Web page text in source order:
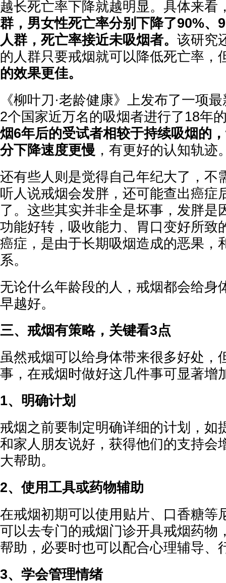
越长死亡率下降就越明显。具体来看
群，男女性死亡率分别下降了90%、
人群，死亡率接近未吸烟者。 该研究
的人群只要戒烟就可以降低死亡率，
的效果更佳。
《柳叶刀·老龄健康》上发布了一项
2个国家近万名的吸烟者进行了18年
烟6年后的受试者相较于持续吸烟的
分下降速度更慢 ，有更好的认知轨迹
还有些人则是觉得自己年纪大了，不
听人说戒烟会发胖，还可能查出癌症
了。这些其实并非全是坏事，发胖是
功能好转，吸收能力、胃口变好所致
癌症，是由于长期吸烟造成的恶果，
系。
无论什么年龄段的人，戒烟都会给身
早越好。
三、戒烟有策略，关键看3点
虽然戒烟可以给身体带来很多好处，
事，在戒烟时做好这几件事可显著增
1、明确计划
戒烟之前要制定明确详细的计划，如
和家人朋友说好，获得他们的支持会
大帮助。
2、使用工具或药物辅助
在戒烟初期可以使用贴片、口香糖等
可以去专门的戒烟门诊开具戒烟药物
帮助，必要时也可以配合心理辅导、
3、学会管理情绪